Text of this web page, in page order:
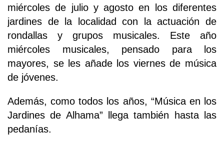
miércoles de julio y agosto en los diferentes
jardines de la localidad con la actuación de
rondallas y grupos musicales. Este año
miércoles musicales, pensado para los
mayores, se les añade los viernes de música
de jóvenes.
Además, como todos los años, “Música en los
Jardines de Alhama” llega también hasta las
pedanías.